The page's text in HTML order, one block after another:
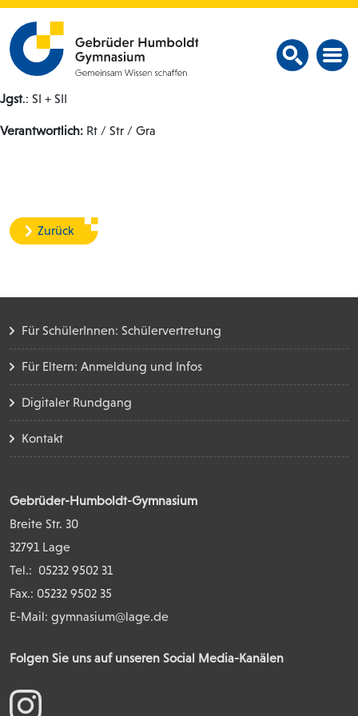
Jgst.: SI + SII
Verantwortlich: Rt / Str / Gra
Zurück
Für SchülerInnen: Schülervertretung
Für Eltern: Anmeldung und Infos
Digitaler Rundgang
Kontakt
Gebrüder-Humboldt-Gymnasium
Breite Str. 30
32791 Lage
Tel.: 05232 9502 31
Fax.: 05232 9502 35
E-Mail: gymnasium@lage.de
Folgen Sie uns auf unseren Social Media-Kanälen